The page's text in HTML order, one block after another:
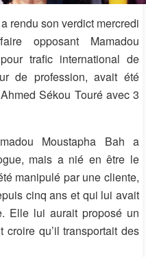
rendu son verdict mercredi
opposant Mamadou
trafic international de
de profession, avait été
Sékou Touré avec 3
Moustapha Bah a
mais a nié en être le
manipulé par une cliente,
cinq ans et qui lui avait
Elle lui aurait proposé un
qu’il transportait des